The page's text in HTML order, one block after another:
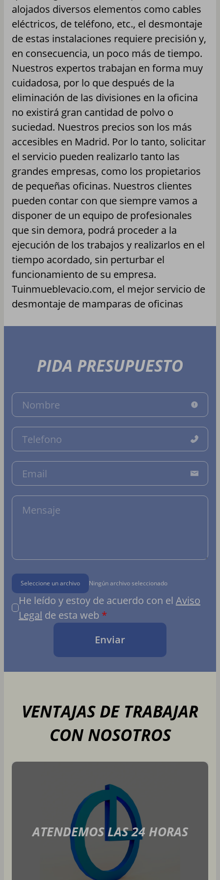
alojados diversos elementos como cables
eléctricos, de teléfono, etc., el desmontaje
de estas instalaciones requiere precisión y,
en consecuencia, un poco más de tiempo.
Nuestros expertos trabajan en forma muy
cuidadosa, por lo que después de la
eliminación de las divisiones en la oficina
no existirá gran cantidad de polvo o
suciedad. Nuestros precios son los más
accesibles en Madrid. Por lo tanto, solicitar
el servicio pueden realizarlo tanto las
grandes empresas, como los propietarios
de pequeñas oficinas. Nuestros clientes
pueden contar con que siempre vamos a
disponer de un equipo de profesionales
que sin demora, podrá proceder a la
ejecución de los trabajos y realizarlos en el
tiempo acordado, sin perturbar el
funcionamiento de su empresa.
Tuinmueblevacio.com, el mejor servicio de
desmontaje de mamparas de oficinas
PIDA PRESUPUESTO
Seleccione un archivo Ningún archivo seleccionado
He leído y estoy de acuerdo con el Aviso
Legal de esta web
Enviar
VENTAJAS DE TRABAJAR
CON NOSOTROS
ATENDEMOS LAS 24 HORAS